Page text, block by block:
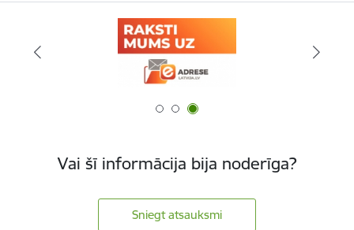
Vai šī informācija bija noderīga?
Sniegt atsauksmi